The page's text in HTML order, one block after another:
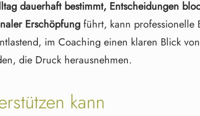
dauerhaft bestimmt, Entscheidungen
Erschöpfung führt, kann
im Coaching einen klaren Blick
die Druck herausnehmen.
kann